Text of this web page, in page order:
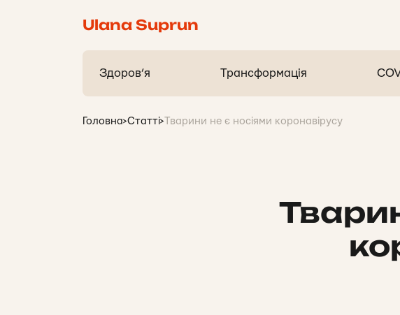
Ulana Suprun
Здоров’я Трансформація
Головна>Статті> Тварини не є носіями коронавірусу